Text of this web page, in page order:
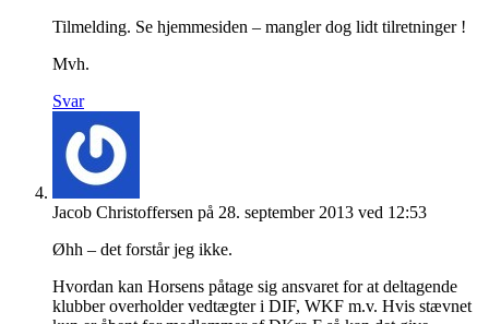
Tilmelding. Se hjemmesiden – mangler dog lidt tilretninger !
Mvh.
Svar
Jacob Christoffersen på 28. september 2013 ved 12:53
Øhh – det forstår jeg ikke.
Hvordan kan Horsens påtage sig ansvaret for at deltagende
klubber overholder vedtægter i DIF, WKF m.v. Hvis stævnet